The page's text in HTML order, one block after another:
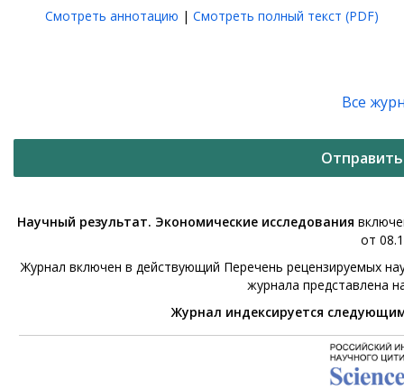
Смотреть аннотацию | Смотреть полный текст (PDF)
Все
Научный результат. Экономические исследования
от
Журнал включен в действующий Перечень рецензируемых
журнала представлена
Журнал индексируется